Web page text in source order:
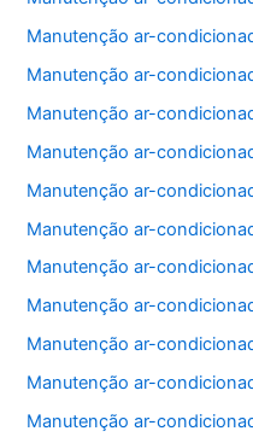
Manutenção ar-
Manutenção ar-
Manutenção ar-
Manutenção ar-
Manutenção ar-
Manutenção ar-
Manutenção ar-
Manutenção ar-
Manutenção ar-
Manutenção ar-
Manutenção ar-